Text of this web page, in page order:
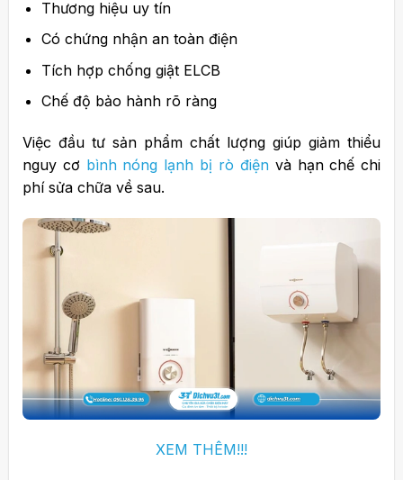
Thương hiệu uy tín
Có chứng nhận an toàn điện
Tích hợp chống giật ELCB
Chế độ bảo hành rõ ràng
Việc đầu tư sản phẩm chất lượng giúp giảm thiểu
nguy cơ bình nóng lạnh bị rò điệnvà hạn chế chi
phí sửa chữa về sau.
XEM THÊM!!!